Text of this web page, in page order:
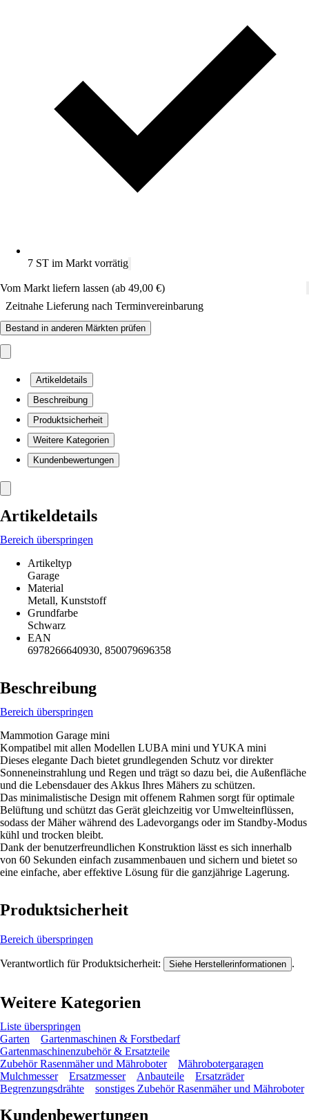
7 ST im Markt vorrätig
Vom Markt liefern lassen (ab 49,00 €)
Zeitnahe Lieferung nach Terminvereinbarung
Bestand in anderen Märkten prüfen
Artikeldetails
Beschreibung
Produktsicherheit
Weitere Kategorien
Kundenbewertungen
Artikeldetails
Bereich überspringen
Artikeltyp
Garage
Material
Metall, Kunststoff
Grundfarbe
Schwarz
EAN
6978266640930, 850079696358
Beschreibung
Bereich überspringen
Mammotion Garage mini
Kompatibel mit allen Modellen LUBA mini und YUKA mini
Dieses elegante Dach bietet grundlegenden Schutz vor direkter
Sonneneinstrahlung und Regen und trägt so dazu bei, die Außenfläche
und die Lebensdauer des Akkus Ihres Mähers zu schützen.
Das minimalistische Design mit offenem Rahmen sorgt für optimale
Belüftung und schützt das Gerät gleichzeitig vor Umwelteinflüssen,
sodass der Mäher während des Ladevorgangs oder im Standby-Modus
kühl und trocken bleibt.
Dank der benutzerfreundlichen Konstruktion lässt es sich innerhalb
von 60 Sekunden einfach zusammenbauen und sichern und bietet so
eine einfache, aber effektive Lösung für die ganzjährige Lagerung.
Produktsicherheit
Bereich überspringen
Verantwortlich für Produktsicherheit: Siehe Herstellerinformationen .
Weitere Kategorien
Liste überspringen
Garten
Gartenmaschinen & Forstbedarf
Gartenmaschinenzubehör & Ersatzteile
Zubehör Rasenmäher und Mähroboter
Mährobotergaragen
Mulchmesser
Ersatzmesser Anbauteile
Ersatzräder
Begrenzungsdrähte
sonstiges Zubehör Rasenmäher und Mähroboter
Kundenbewertungen